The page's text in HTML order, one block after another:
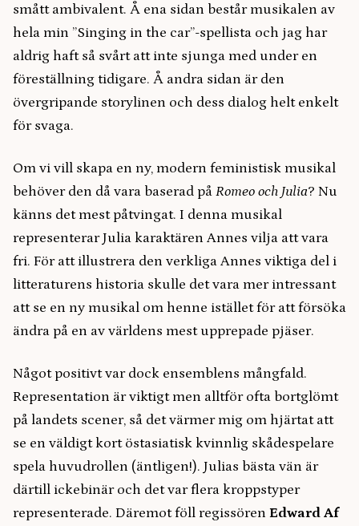
smått ambivalent. Å ena sidan består musikalen av
hela min ”Singing in the car”-spellista och jag har
aldrig haft så svårt att inte sjunga med under en
föreställning tidigare. Å andra sidan är den
övergripande storylinen och dess dialog helt enkelt
för svaga.
Om vi vill skapa en ny, modern feministisk musikal
behöver den då vara baserad på Romeo och Julia? Nu
känns det mest påtvingat. I denna musikal
representerar Julia karaktären Annes vilja att vara
fri. För att illustrera den verkliga Annes viktiga del i
litteraturens historia skulle det vara mer intressant
att se en ny musikal om henne istället för att försöka
ändra på en av världens mest upprepade pjäser.
Något positivt var dock ensemblens mångfald.
Representation är viktigt men alltför ofta bortglömt
på landets scener, så det värmer mig om hjärtat att
se en väldigt kort östasiatisk kvinnlig skådespelare
spela huvudrollen (äntligen!). Julias bästa vän är
därtill ickebinär och det var flera kroppstyper
representerade. Däremot föll regissören Edward Af